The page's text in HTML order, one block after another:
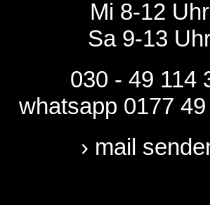
Mi 8-12 Uhr
Sa 9-13
030 - 49 114
whatsapp 0177
› mail